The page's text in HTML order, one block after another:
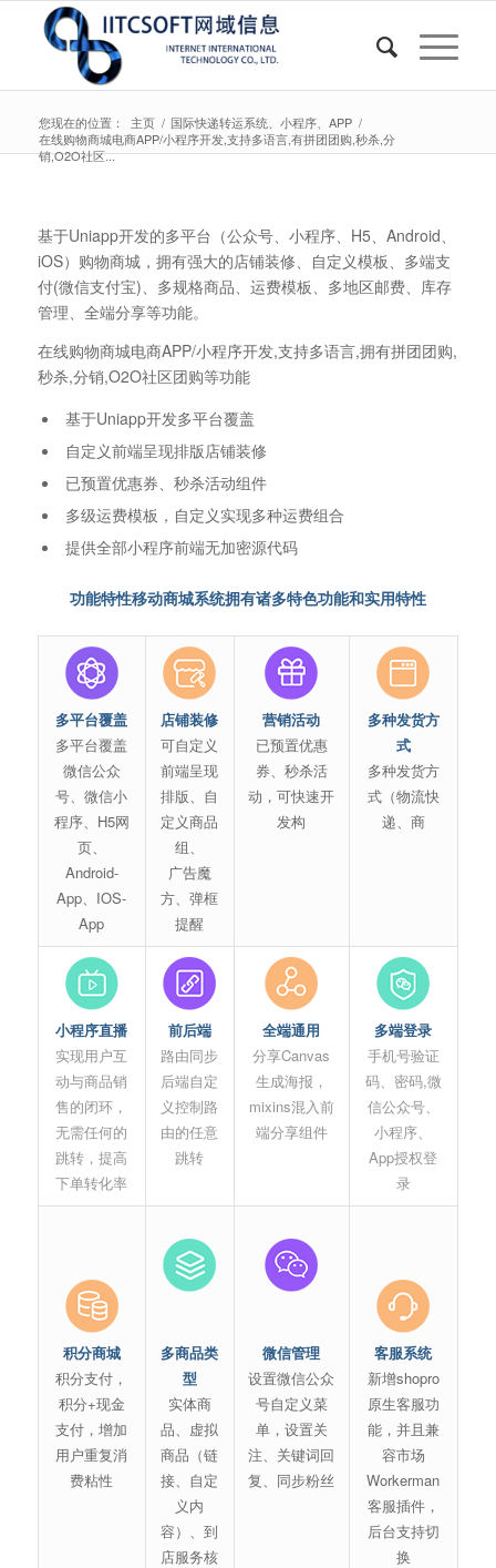
您现在的位置： 主页 / 国际快递转运系统、小程序、APP /
在线购物商城电商APP/小程序开发,支持多语言,有拼团团购,秒杀,分
销,O2O社区...
基于Uniapp开发的多平台（公众号、小程序、H5、Android、
iOS）购物商城，拥有强大的店铺装修、自定义模板、多端支
付(微信支付宝)、多规格商品、运费模板、多地区邮费、库存
管理、全端分享等功能。
在线购物商城电商APP/小程序开发,支持多语言,拥有拼团团购,
秒杀,分销,O2O社区团购等功能
基于Uniapp开发多平台覆盖
自定义前端呈现排版店铺装修
已预置优惠券、秒杀活动组件
多级运费模板，自定义实现多种运费组合
提供全部小程序前端无加密源代码
功能特性移动商城系统拥有诸多特色功能和实用特性
多平台覆盖
多平台覆盖
微信公众
号、微信小
程序、H5网
页、
Android-
App、IOS-
App
店铺装修
可自定义
前端呈现
排版、自
定义商品
组、
广告魔
方、弹框
提醒
营销活动
已预置优惠
券、秒杀活
动，可快速开
发构
多种发货方
式
多种发货方
式（物流快
递、商
小程序直播
实现用户互
动与商品销
售的闭环，
无需任何的
跳转，提高
下单转化率
前后端
路由同步
后端自定
义控制路
由的任意
跳转
全端通用
分享Canvas
生成海报，
mixins混入前
端分享组件
多端登录
手机号验证
码、密码,微
信公众号、
小程序、
App授权登
录
积分商城
积分支付，
积分+现金
支付，增加
用户重复消
费粘性
多商品类
型
实体商
品、虚拟
商品（链
接、自定
义内
容）、到
店服务核
微信管理
设置微信公众
号自定义菜
单，设置关
注、关键词回
复、同步粉丝
客服系统
新增shopro
原生客服功
能，并且兼
容市场
Workerman
客服插件，
后台支持切
换